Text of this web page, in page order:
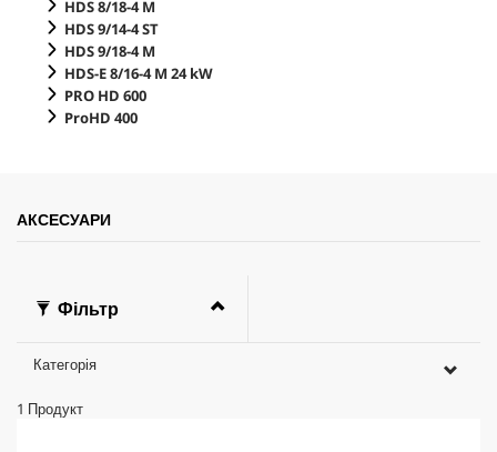
HDS 8/18-4 M
HDS 9/14-4 ST
HDS 9/18-4 M
HDS-E 8/16-4 M 24 kW
PRO HD 600
ProHD 400
АКСЕСУАРИ
Фільтр
Категорія
1 Продукт